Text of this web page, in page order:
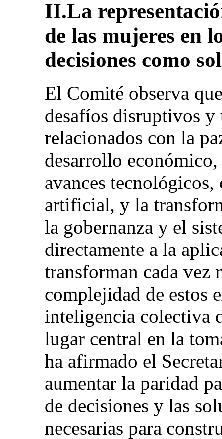
II.La
de las mujeres en
decisiones como
El Comité observa
desafíos disruptivos
relacionados con la
desarrollo
avances
artificial, y la
la gobernanza y el
directamente a la
transforman cada vez
complejidad de estos
inteligencia colectiva
lugar central en la
ha afirmado el
aumentar la paridad
de decisiones y las
necesarias para